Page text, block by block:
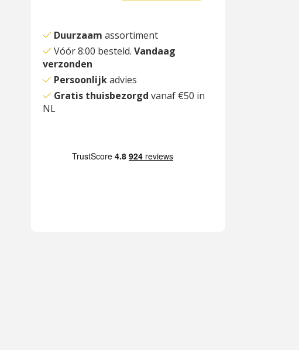
Duurzaam assortiment
Vóór 8:00 besteld. Vandaag
verzonden
Persoonlijkadvies
Gratis thuisbezorgd vanaf €50 in
NL